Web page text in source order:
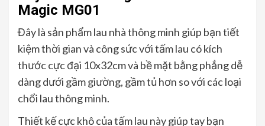
Magic MG01
Đây là sản phẩm lau nhà thông minh giúp bạn tiết
kiệm thời gian và công sức với tấm lau có kích
thước cực đại 10x32cm và bề mặt bằng phẳng dễ
dàng dưới gầm giường, gầm tủ hơn so với các loại
chổi lau thông minh.
Thiết kế cực khô của tấm lau này giúp tay bạn